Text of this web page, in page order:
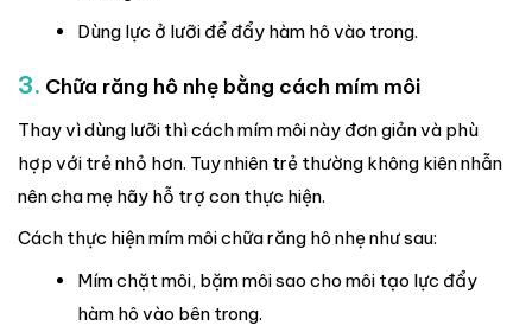
Dùng lực ở lưỡi để đẩy hàm hô vào trong.
3. Chữa răng hô nhẹ bằng cách mím môi
Thay vì dùng lưỡi thì cách mím môi này đơn giản và phù
hợp với trẻ nhỏ hơn. Tuy nhiên trẻ thường không kiên nhẫn
nên cha mẹ hãy hỗ trợ con thực hiện.
Cách thực hiện mím môi chữa răng hô nhẹ như sau:
Mím chặt môi, bặm môi sao cho môi tạo lực đẩy
hàm hô vào bên trong.